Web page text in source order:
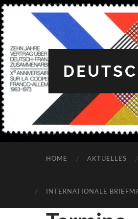
HOME AKTUELLES
INTERNATIONALE
2:00 a.m.